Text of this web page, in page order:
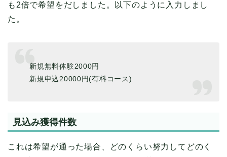
も2倍で希望をだしました。以下のように入力しまし
た。
新規無料体験2000円
新規申込20000円(有料コース)
見込み獲得件数
これは希望が通った場合、どのくらい努力してどのく